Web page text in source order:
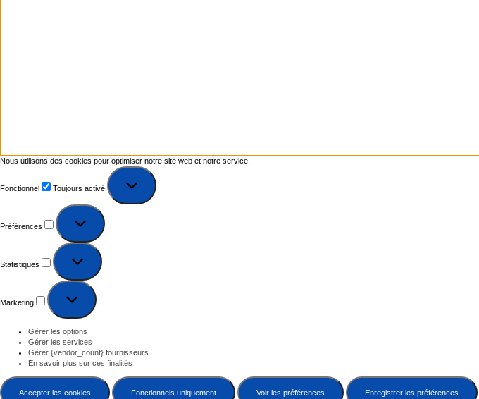
Nous utilisons des cookies pour optimiser notre site web et notre service.
Fonctionnel Toujours activé
Préférences
Statistiques
Marketing
Gérer les options
Gérer les services
Gérer {vendor_count} fournisseurs
En savoir plus sur ces finalités
Accepter les cookies Fonctionnels uniquement Voir les préférences Enregistrer les préférences